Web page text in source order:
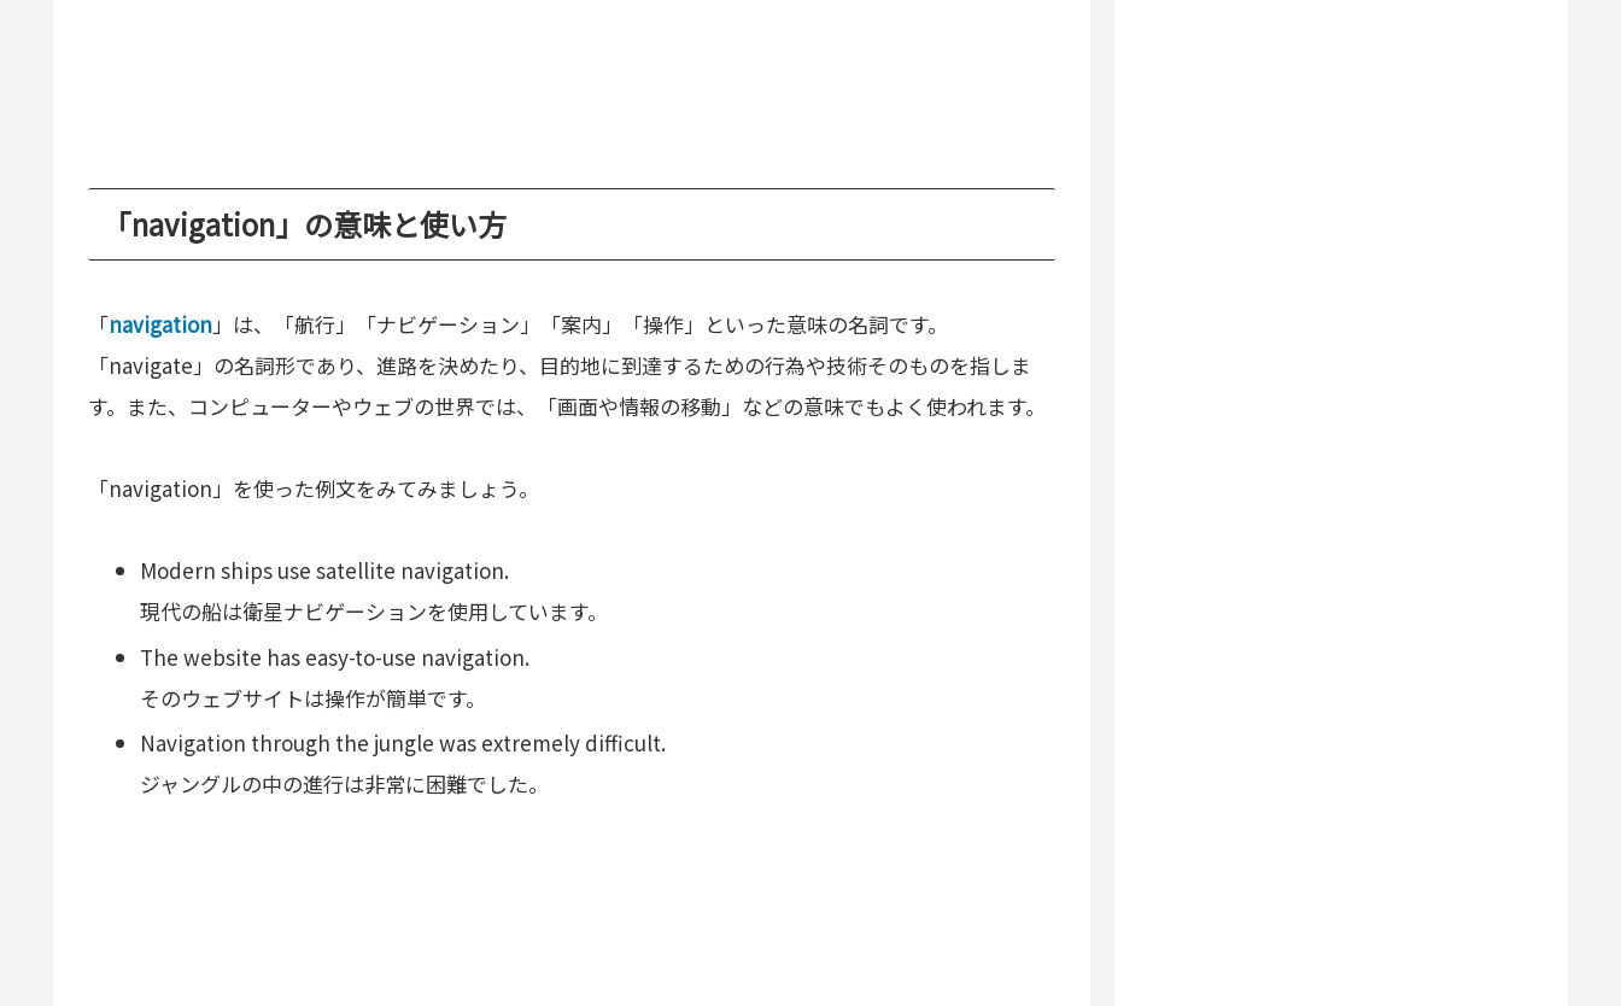
「navigation」の意味と使い方
「navigation」は、「航行」「ナビゲーション」「案内」「操作」といった意味の名詞です。
「navigate」の名詞形であり、進路を決めたり、目的地に到達するための行為や技術そのものを指しま
す。また、コンピューターやウェブの世界では、「画面や情報の移動」などの意味でもよく使われます。
「navigation」を使った例文をみてみましょう。
Modern ships use satellite navigation.
現代の船は衛星ナビゲーションを使用しています。
The website has easy-to-use navigation.
そのウェブサイトは操作が簡単です。
Navigation through the jungle was extremely difficult.
ジャングルの中の進行は非常に困難でした。